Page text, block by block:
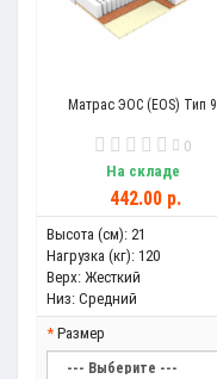
Матрас ЭОС (EOS) Тип 9
0
На складе
442.00 р.
Высота (см): 21
Нагрузка (кг): 120
Верх: Жесткий
Низ: Средний
Размер